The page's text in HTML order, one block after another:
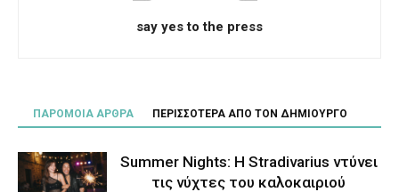
say yes to the press
ΠΑΡΟΜΟΙΑ ΑΡΘΡΑ ΠΕΡΙΣΣΟΤΕΡΑ ΑΠΟ ΤΟΝ ΔΗΜΙΟΥΡΓΟ
Summer Nights: Η Stradivarius ντύνει
τις νύχτες του καλοκαιριού